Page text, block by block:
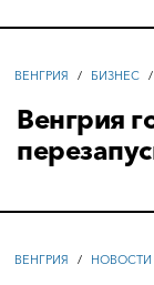
ВЕНГРИЯ / БИЗНЕС /
Венгрия
ВЕНГРИЯ / НОВОСТИ